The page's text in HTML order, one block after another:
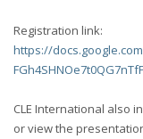
Registration link:
https://
CLE International also
or view the